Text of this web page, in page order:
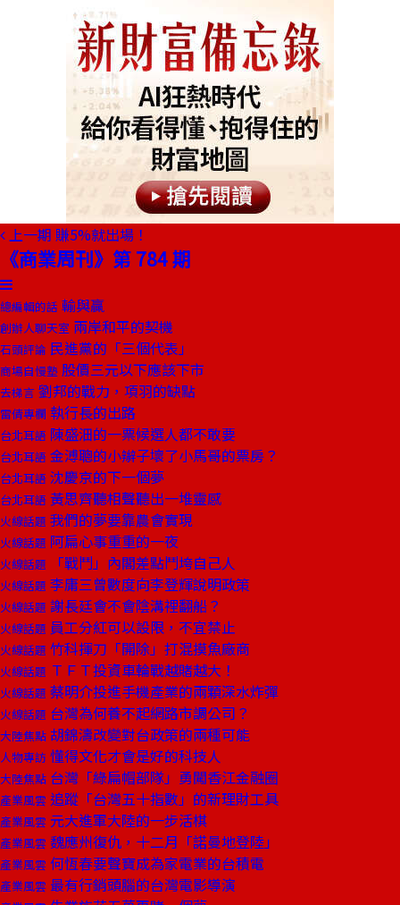
上一期 賺5%就出場！
《商業周刊》第 784 期
總編輯的話 輸與贏
創辦人聊天室 兩岸和平的契機
石頭評論 民進黨的「三個代表」
商場自慢塾 股價三元以下應該下市
去梯言 劉邦的戰力，項羽的缺點
雷倩專欄 執行長的出路
台北耳語 陳盛沺的一票候選人都不敢要
台北耳語 金溥聰的小辮子壞了小馬哥的票房？
台北耳語 沈慶京的下一個夢
台北耳語 黃思齊聽相聲聽出一堆靈感
火線話題 我們的夢要靠農會實現
火線話題 阿扁心事重重的一夜
火線話題 「戰鬥」內閣差點鬥垮自己人
火線話題 李庸三曾數度向李登輝說明政策
火線話題 謝長廷會不會陰溝裡翻船？
火線話題 員工分紅可以設限，不宜禁止
火線話題 竹科揮刀「開除」打混摸魚廠商
火線話題 ＴＦＴ投資車輪戰越賭越大！
火線話題 蔡明介投進手機產業的兩顆深水炸彈
火線話題 台灣為何養不起網路市調公司？
大陸焦點 胡錦濤改變對台政策的兩種可能
人物專訪 懂得文化才會是好的科技人
大陸焦點 台灣「綠扁帽部隊」勇闖香江金融圈
產業風雲 追蹤「台灣五十指數」的新理財工具
產業風雲 元大進軍大陸的一步活棋
產業風雲 魏應州復仇，十二月「諾曼地登陸」
產業風雲 何恆春要聲寶成為家電業的台積電
產業風雲 最有行銷頭腦的台灣電影導演